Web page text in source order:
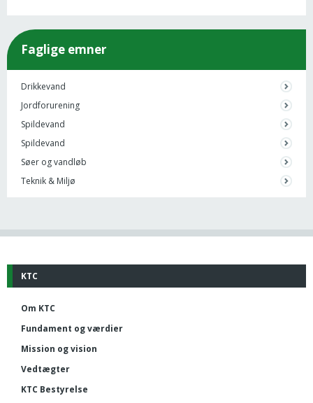
Faglige emner
Drikkevand
Jordforurening
Spildevand
Spildevand
Søer og vandløb
Teknik & Miljø
KTC
Om KTC
Fundament og værdier
Mission og vision
Vedtægter
KTC Bestyrelse